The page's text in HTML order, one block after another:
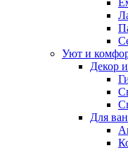
Уют и
Декор
Для